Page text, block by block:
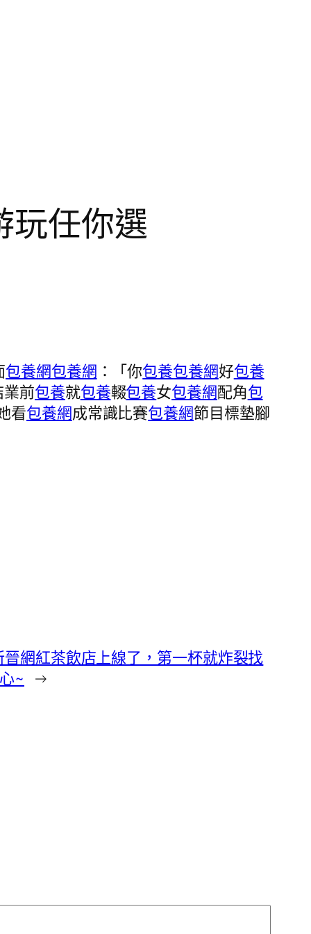
玩任你選
包養網包養網 ：「你包養包養網好包養
業前包養就包養輟包養女包養網配角包
看包養網成常識比賽包養網節目標墊腳
晉網紅茶飲店上線了，第一杯就炸裂找
~ →